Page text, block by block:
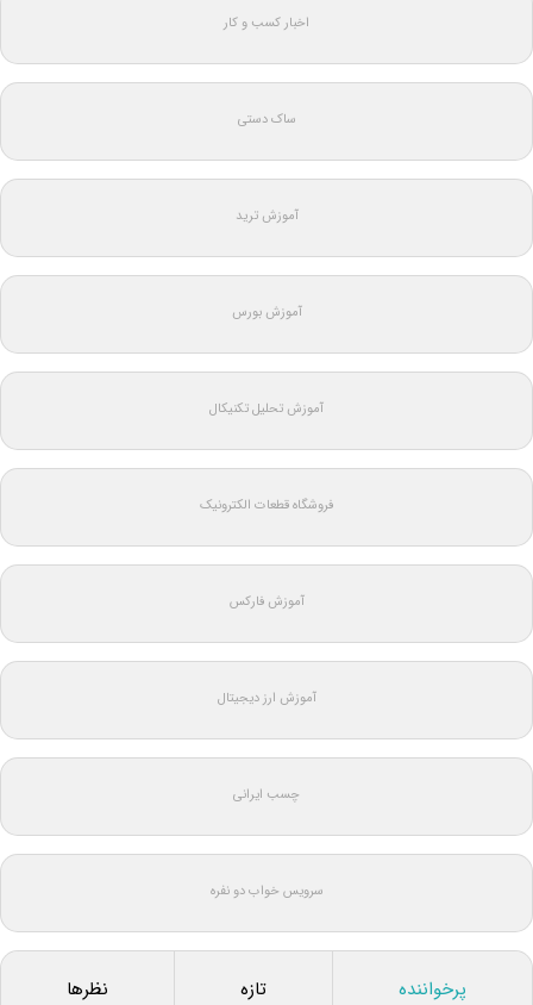
اخبار کسب و کار
ساک دستی
آموزش ترید
آموزش بورس
آموزش تحلیل تکنیکال
فروشگاه قطعات الکترونیک
آموزش فارکس
آموزش ارز دیجیتال
چسب ایرانی
سرویس خواب دو نفره
پرخواننده تازه نظرها